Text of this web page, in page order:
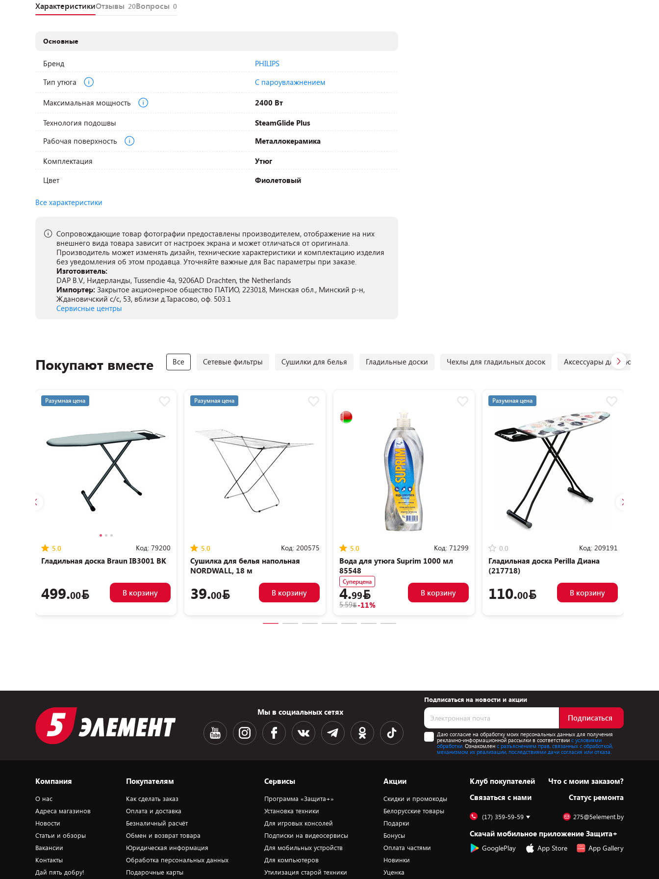
ХарактеристикиОтзывы 20Вопросы 0
Основные
Бренд
PHILIPS
Тип утюга
С пароувлажнением
Максимальная мощность 2400 Вт
Технология подошвы
SteamGlide Plus
Рабочая поверхность
Металлокерамика
Комплектация
Утюг
Цвет
Фиолетовый
Все характеристики
Сопровождающие товар фотографии предоставлены производителем, отображение на них
внешнего вида товара зависит от настроек экрана и может отличаться от оригинала.
Производитель может изменять дизайн, технические характеристики и комплектацию изделия
без уведомления об этом продавца. Уточняйте важные для Вас параметры при заказе.
Изготовитель:
DAP B.V., Нидерланды, Tussendie 4a, 9206AD Drachten, the Netherlands
Импортер: Закрытое акционерное общество ПАТИО, 223018, Минская обл., Минский р-н,
Ждановичский с/с, 53, вблизи д.Тарасово, оф. 503.1
Сервисные центры
Покупают вместе Все Сетевые фильтры Сушилки для белья Гладильные доски Чехлы для гладильных досок Аксессуары для утюгов и
Разумная цена
5.0 Код: 79200
Гладильная доска Braun IB3001 BK
499.00 В корзину
Разумная цена
5.0 Код: 200575
Сушилка для белья напольная
NORDWALL, 18 м
39.00 В корзину
5.0 Код: 71299
Вода для утюга Suprim 1000 мл
85548
Суперцена
4.99
5.59 -11%
В корзину
Разумная цена
0.0 Код: 209191
Гладильная доска Perilla Диана
(217718)
110.00 В корзину
Мы в социальных сетях
Подписаться на новости и акции
Подписаться
Даю согласие на обработку моих персональных данных для получения
рекламно-информационной рассылки в соответствиис условиями
обработки. Ознакомлен с разъяснением прав, связанных с обработкой,
механизмом их реализации, последствиями дачи согласия или отказа.
Компания
О нас
Адреса магазинов
Новости
Статьи и обзоры
Вакансии
Контакты
Дай пять добру!
Покупателям
Как сделать заказ
Оплата и доставка
Безналичный расчёт
Обмен и возврат товара
Юридическая информация
Обработка персональных данных
Подарочные карты
Сервисы
Программа «Защита+»
Установка техники
Для игровых консолей
Подписки на видеосервисы
Для мобильных устройств
Для компьютеров
Утилизация старой техники
Акции
Скидки и промокоды
Белорусские товары
Подарки
Бонусы
Оплата частями
Новинки
Уценка
Клуб покупателей
Cвязаться с нами
Что с моим заказом?
Статус ремонта
(17) 359-59-59 275@5element.by
Скачай мобильное приложение Защита+
GooglePlay App Store App Gallery